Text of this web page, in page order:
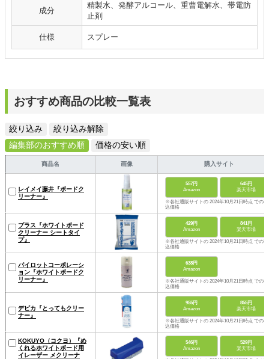
成分
精製水、発酵アルコール、重曹電解水、帯電防
止剤
仕様 スプレー
おすすめ商品の比較一覧表
絞り込み
絞り込み解除
編集部のおすすめ順
価格の安い順
商品名 画像 購入サイト
レイメイ藤井『ボードク
リーナー』
557円
Amazon
645円
楽天市場
※各社通販サイトの 2024年10月21日時点 での税
込価格
プラス『ホワイトボード
クリーナー シートタイ
プ』
429円
Amazon
841円
楽天市場
※各社通販サイトの 2024年10月21日時点 での税
込価格
パイロットコーポレーシ
ョン『ホワイトボードク
リーナー』
638円
Amazon
※各社通販サイトの 2024年10月21日時点 での税
込価格
デビカ『とってもクリー
ナー』
955円
Amazon
855円
楽天市場
※各社通販サイトの 2024年10月21日時点 での税
込価格
KOKUYO（コクヨ）『め
くれるホワイトボード用
イレーザー メクリーナ
546円
Amazon
529円
楽天市場